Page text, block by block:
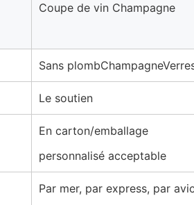
Coupe de vin Champagne
Sans plombChampagne
Le soutien
En carton/emballage
personnalisé acceptable
Par mer, par express, par